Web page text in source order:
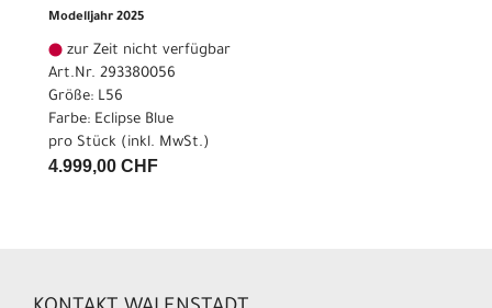
Modelljahr 2025
zur Zeit nicht verfügbar
Art.Nr. 293380056
Größe: L56
Farbe: Eclipse Blue
pro Stück (inkl. MwSt.)
4.999,00 CHF